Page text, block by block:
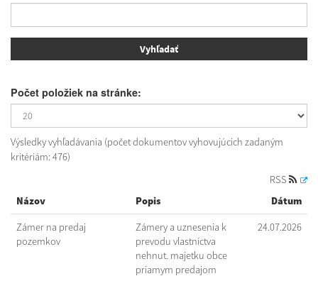
Počet položiek na stránke:
Výsledky vyhľadávania (počet dokumentov vyhovujúcich zadaným
kritériám: 476)
RSS
Názov
Popis Dátum
Zámer na predaj
pozemkov
Zámery a uznesenia k
prevodu vlastníctva
nehnut. majetku obce
priamym predajom
24.07.2026